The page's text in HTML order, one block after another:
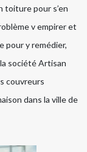
toiture pour s’en
v empirer et
pour y remédier,
société Artisan
couvreurs
dans la ville de